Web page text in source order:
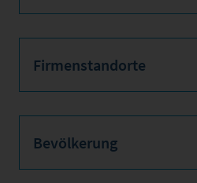
Firmenstandorte
Bevölkerung